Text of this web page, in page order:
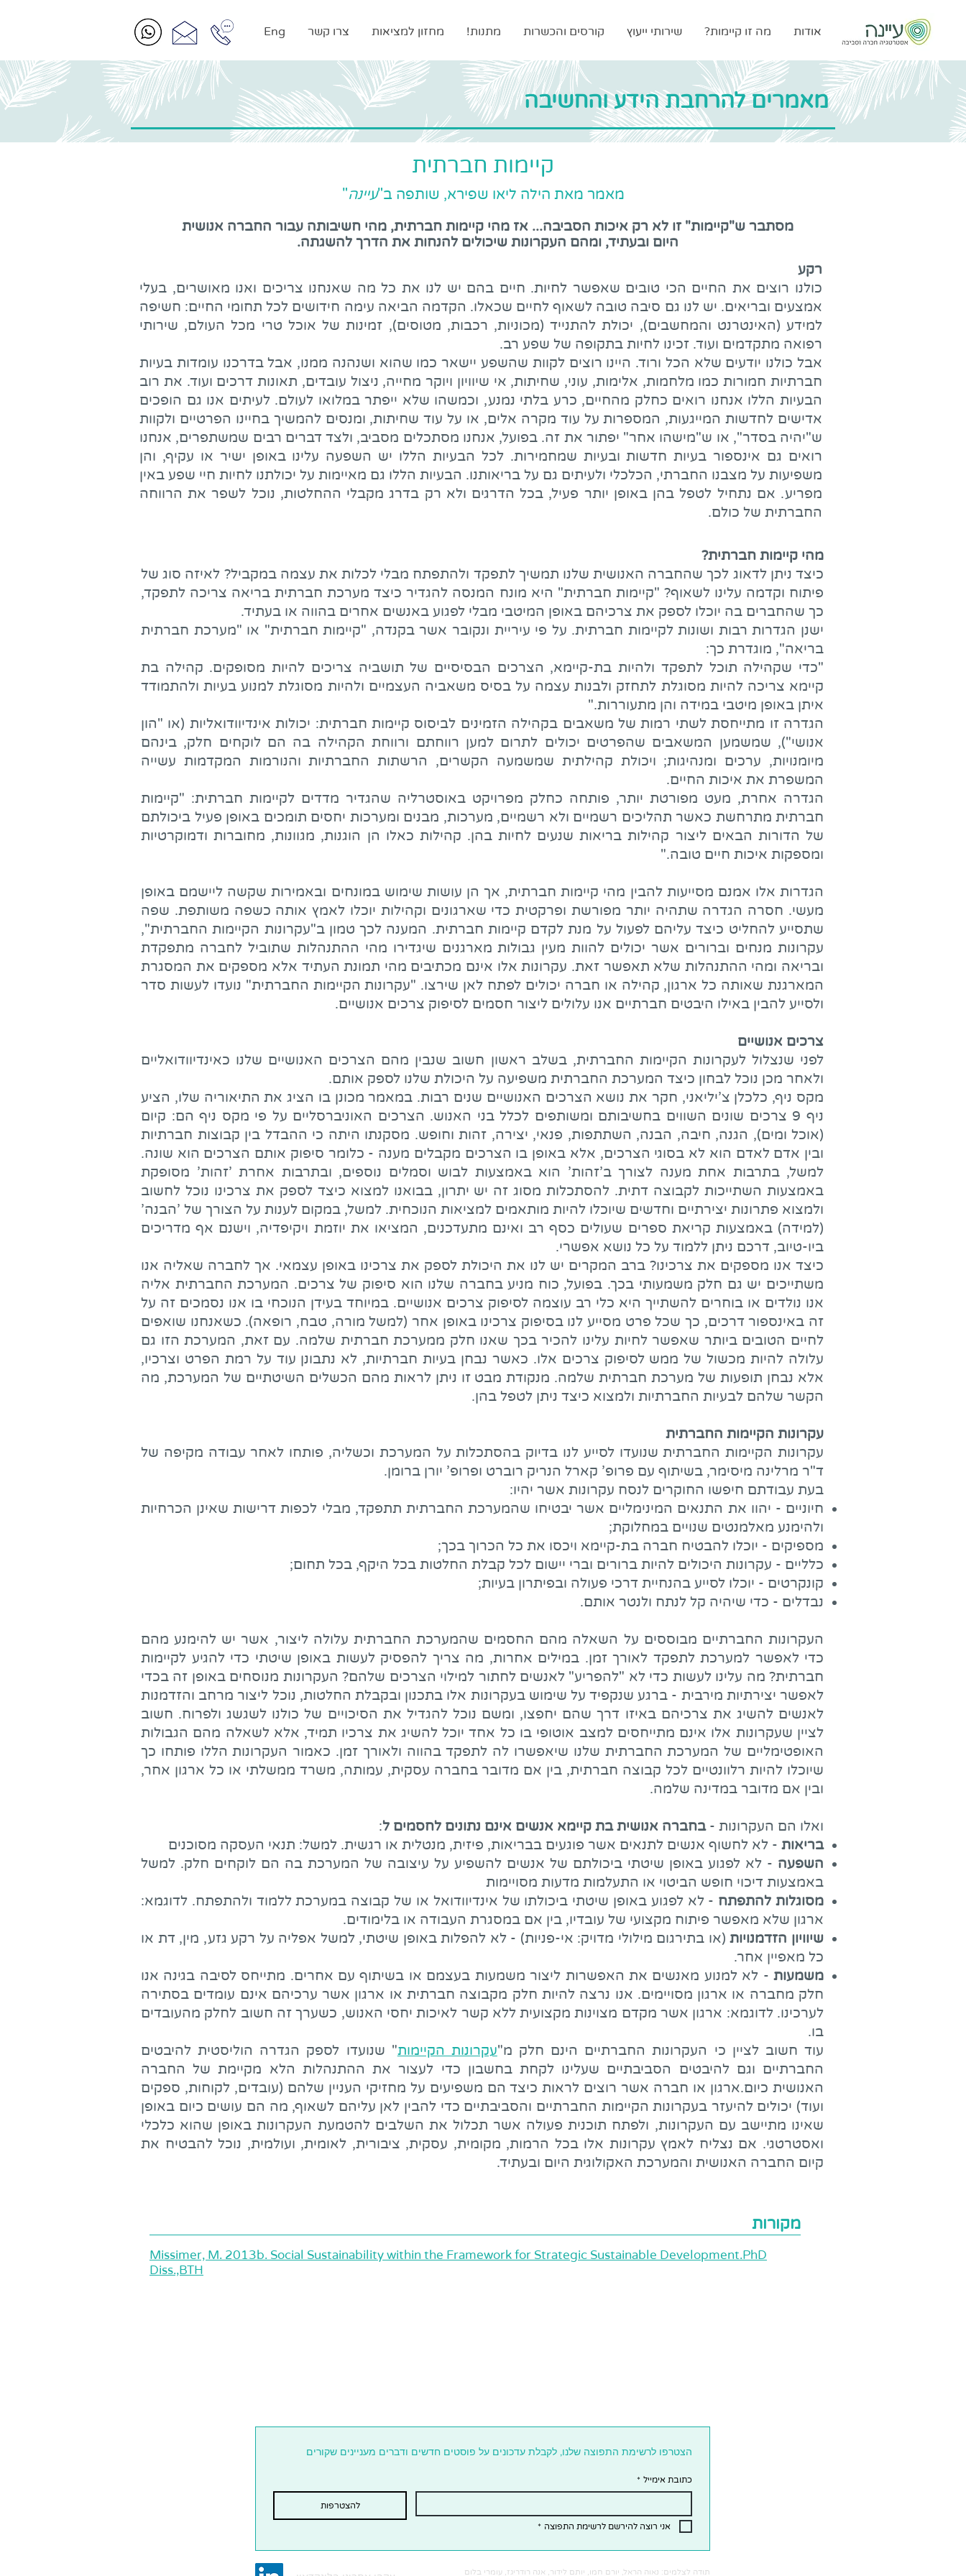
אודות מה זו קיימות? שירותי ייעוץ קורסים והכשרות מתנות! מחזון למציאות צרו קשר Eng
מאמרים להרחבת הידע והחשיבה
קיימות חברתית
מאמר מאת הילה ליאו שפירא, שותפה ב"עיינה"
מסתבר ש"קיימות" זו לא רק איכות הסביבה... אז מהי קיימות חברתית, מהי חשיבותה עבור החברה אנושית
היום ובעתיד, ומהם העקרונות שיכולים להנחות את הדרך להשגתה.
רקע
כולנו רוצים את החיים הכי טובים שאפשר לחיות. חיים בהם יש לנו את כל מה שאנחנו צריכים ואנו מאושרים, בעלי
אמצעים ובריאים. יש לנו גם סיבה טובה לשאוף לחיים שכאלו. הקדמה הביאה עימה חידושים לכל תחומי החיים: חשיפה
למידע (האינטרנט והמחשבים), יכולת להתנייד (מכוניות, רכבות, מטוסים), זמינות של אוכל טרי מכל העולם, שירותי
רפואה מתקדמים ועוד. זכינו לחיות בתקופה של שפע רב.
אבל כולנו יודעים שלא הכל ורוד. היינו רוצים לקוות שהשפע יישאר כמו שהוא ושנהנה ממנו, אבל בדרכנו עומדות בעיות
חברתיות חמורות כמו מלחמות, אלימות, עוני, שחיתות, אי שיוויון ויוקר מחייה, ניצול עובדים, תאונות דרכים ועוד. את רוב
הבעיות הללו אנחנו רואים כחלק מהחיים, כרע בלתי נמנע, וכמשהו שלא ייפתר במלואו לעולם. לעיתים אנו גם הופכים
אדישים לחדשות המייגעות, המספרות על עוד מקרה אלים, או על עוד שחיתות, ומנסים להמשיך בחיינו הפרטיים ולקוות
ש"יהיה בסדר", או ש"מישהו אחר" יפתור את זה. בפועל, אנחנו מסתכלים מסביב, ולצד דברים רבים שמשתפרים, אנחנו
רואים גם אינספור בעיות חדשות ובעיות שמחמירות. לכל הבעיות הללו יש השפעה עלינו באופן ישיר או עקיף, והן
משפיעות על מצבנו החברתי, הכלכלי ולעיתים גם על בריאותנו. הבעיות הללו גם מאיימות על יכולתנו לחיות חיי שפע באין
מפריע. אם נתחיל לטפל בהן באופן יותר פעיל, בכל הדרגים ולא רק בדרג מקבלי ההחלטות, נוכל לשפר את הרווחה
החברתית של כולם.
מהי קיימות חברתית?
כיצד ניתן לדאוג לכך שהחברה האנושית שלנו תמשיך לתפקד ולהתפתח מבלי לכלות את עצמה במקביל? לאיזה סוג של
פיתוח וקדמה עלינו לשאוף? "קיימות חברתית" היא מונח המנסה להגדיר כיצד מערכת חברתית בריאה צריכה לתפקד,
כך שהחברים בה יוכלו לספק את צרכיהם באופן המיטבי מבלי לפגוע באנשים אחרים בהווה או בעתיד.
ישנן הגדרות רבות ושונות לקיימות חברתית. על פי עיריית ונקובר אשר בקנדה, "קיימות חברתית" או "מערכת חברתית
בריאה", מוגדרת כך:
"כדי שקהילה תוכל לתפקד ולהיות בת-קיימא, הצרכים הבסיסיים של תושביה צריכים להיות מסופקים. קהילה בת
קיימא צריכה להיות מסוגלת לתחזק ולבנות עצמה על בסיס משאביה העצמיים ולהיות מסוגלת למנוע בעיות ולהתמודד
איתן באופן מיטבי במידה והן מתעוררות."
הגדרה זו מתייחסת לשתי רמות של משאבים בקהילה הזמינים לביסוס קיימות חברתית: יכולות אינדיוודואליות (או "הון
אנושי"), שמשמען המשאבים שהפרטים יכולים לתרום למען רווחתם ורווחת הקהילה בה הם לוקחים חלק, בינהם
מיומנויות, ערכים ומנהיגות; ויכולת קהילתית שמשמעה הקשרים, הרשתות החברתיות והנורמות המקדמות עשייה
המשפרת את איכות החיים.
הגדרה אחרת, מעט מפורטת יותר, פותחה כחלק מפרויקט באוסטרליה שהגדיר מדדים לקיימות חברתית: "קיימות
חברתית מתרחשת כאשר תהליכים רשמיים ולא רשמיים, מערכות, מבנים ומערכות יחסים תומכים באופן פעיל ביכולתם
של הדורות הבאים ליצור קהילות בריאות שנעים לחיות בהן. קהילות כאלו הן הוגנות, מגוונות, מחוברות ודמוקרטיות
ומספקות איכות חיים טובה."
הגדרות אלו אמנם מסייעות להבין מהי קיימות חברתית, אך הן עושות שימוש במונחים ובאמירות שקשה ליישמם באופן
מעשי. חסרה הגדרה שתהיה יותר מפורשת ופרקטית כדי שארגונים וקהילות יוכלו לאמץ אותה כשפה משותפת. שפה
שתסייע להחליט כיצד עליהם לפעול על מנת לקדם קיימות חברתית. המענה לכך טמון ב"עקרונות הקיימות החברתית",
עקרונות מנחים וברורים אשר יכולים להוות מעין גבולות מארגנים שיגדירו מהי ההתנהלות שתוביל לחברה מתפקדת
ובריאה ומהי ההתנהלות שלא תאפשר זאת. עקרונות אלו אינם מכתיבים מהי תמונת העתיד אלא מספקים את המסגרת
המארגנת שאותה כל ארגון, קהילה או חברה יכולים לפתח לאן שירצו. "עקרונות הקיימות החברתית" נועדו לעשות סדר
ולסייע להבין באילו היבטים חברתיים אנו עלולים ליצור חסמים לסיפוק צרכים אנושיים.
צרכים אנושיים
לפני שנצלול לעקרונות הקיימות החברתית, בשלב ראשון חשוב שנבין מהם הצרכים האנושיים שלנו כאינדיוודואליים
ולאחר מכן נוכל לבחון כיצד המערכת החברתית משפיעה על היכולת שלנו לספק אותם.
מקס ניף, כלכלן צ'יליאני, חקר את נושא הצרכים האנושיים שנים רבות. במאמר מכונן בו הציג את התיאוריה שלו, הציע
ניף 9 צרכים שונים השווים בחשיבותם ומשותפים לכלל בני האנוש. הצרכים האוניברסליים על פי מקס ניף הם: קיום
(אוכל ומים), הגנה, חיבה, הבנה, השתתפות, פנאי, יצירה, זהות וחופש. מסקנתו היתה כי ההבדל בין קבוצות חברתיות
ובין אדם לאדם הוא לא בסוגי הצרכים, אלא באופן בו הצרכים מקבלים מענה - כלומר סיפוק אותם הצרכים הוא שונה.
למשל, בתרבות אחת מענה לצורך ב'זהות' הוא באמצעות לבוש וסמלים נוספים, ובתרבות אחרת 'זהות' מסופקת
באמצעות השתייכות לקבוצה דתית. להסתכלות מסוג זה יש יתרון, בבואנו למצוא כיצד לספק את צרכינו נוכל לחשוב
ולמצוא פתרונות יצירתיים וחדשים שיוכלו להיות מותאמים למציאות הנוכחית. למשל, במקום לענות על הצורך של 'הבנה'
(למידה) באמצעות קריאת ספרים שעולים כסף רב ואינם מתעדכנים, המציאו את יוזמת ויקיפדיה, וישנם אף מדריכים
ביו-טיוב, דרכם ניתן ללמוד על כל נושא אפשרי.
כיצד אנו מספקים את צרכינו? ברב המקרים יש לנו את היכולת לספק את צרכינו באופן עצמאי. אך לחברה שאליה אנו
משתייכים יש גם חלק משמעותי בכך. בפועל, כוח מניע בחברה שלנו הוא סיפוק של צרכים. המערכת החברתית אליה
אנו נולדים או בוחרים להשתייך היא כלי רב עוצמה לסיפוק צרכים אנושיים. במיוחד בעידן הנוכחי בו אנו נסמכים זה על
זה באינספור דרכים, כך שכל פרט מסייע לנו בסיפוק צרכינו באופן אחר (למשל מורה, טבח, רופאה). כשאנחנו שואפים
לחיים הטובים ביותר שאפשר לחיות עלינו להכיר בכך שאנו חלק ממערכת חברתית שלמה. עם זאת, המערכת הזו גם
עלולה להיות מכשול של ממש לסיפוק צרכים אלו. כאשר נבחן בעיות חברתיות, לא נתבונן עוד על רמת הפרט וצרכיו,
אלא נבחן תופעות של מערכת חברתית שלמה. מנקודת מבט זו ניתן לראות מהם הכשלים השיטתיים של המערכת, מה
הקשר שלהם לבעיות החברתיות ולמצוא כיצד ניתן לטפל בהן.
עקרונות הקיימות החברתית
עקרונות הקיימות החברתית שנועדו לסייע לנו בדיוק בהסתכלות על המערכת וכשליה, פותחו לאחר עבודה מקיפה של
ד"ר מרלינה מיסימר, בשיתוף עם פרופ' קארל הנריק רוברט ופרופ' יורן ברומן.
בעת עבודתם חיפשו החוקרים לנסח עקרונות אשר יהיו:
חיוניים - יהוו את התנאים המינימליים אשר יבטיחו שהמערכת החברתית תתפקד, מבלי לכפות דרישות שאינן הכרחיות
ולהימנע מאלמנטים שנויים במחלוקת;
מספיקים - יוכלו להבטיח חברה בת-קיימא ויכסו את כל הכרוך בכך;
כלליים - עקרונות היכולים להיות ברורים וברי יישום לכל קבלת החלטות בכל היקף, בכל תחום;
קונקרטים - יוכלו לסייע בהנחיית דרכי פעולה ובפיתרון בעיות;
נבדלים - כדי שיהיה קל לנתח ולנטר אותם.
העקרונות החברתיים מבוססים על השאלה מהם החסמים שהמערכת החברתית עלולה ליצור, אשר יש להימנע מהם
כדי לאפשר למערכת לתפקד לאורך זמן. במילים אחרות, מה צריך להפסיק לעשות באופן שיטתי כדי להגיע לקיימות
חברתית? מה עלינו לעשות כדי לא "להפריע" לאנשים לחתור למילוי הצרכים שלהם? העקרונות מנוסחים באופן זה בכדי
לאפשר יצירתיות מירבית - ברגע שנקפיד על שימוש בעקרונות אלו בתכנון ובקבלת החלטות, נוכל ליצור מרחב והזדמנות
לאנשים להשיג את צרכיהם באיזו דרך שהם יחפצו, ומשם נוכל להגדיל את הסיכויים של כולנו לשגשג ולפרוח. חשוב
לציין שעקרונות אלו אינם מתייחסים למצב אוטופי בו כל אחד יוכל להשיג את צרכיו תמיד, אלא לשאלה מהם הגבולות
האופטימליים של המערכת החברתית שלנו שיאפשרו לה לתפקד בהווה ולאורך זמן. כאמור העקרונות הללו פותחו כך
שיוכלו להיות רלוונטיים לכל קבוצה חברתית, בין אם מדובר בחברה עסקית, עמותה, משרד ממשלתי או כל ארגון אחר,
ובין אם מדובר במדינה שלמה.​
ואלו הם העקרונות -בחברה אנושית בת קיימא אנשים אינם נתונים לחסמים ל:
בריאות - לא לחשוף אנשים לתנאים אשר פוגעים בבריאות, פיזית, מנטלית או רגשית. למשל: תנאי העסקה מסוכנים
השפעה - לא לפגוע באופן שיטתי ביכולתם של אנשים להשפיע על עיצובה של המערכת בה הם לוקחים חלק. למשל
באמצעות דיכוי חופש הביטוי או התעלמות מדעות מסויימות
מסוגלות להתפתח - לא לפגוע באופן שיטתי ביכולתו של אינדיוודואל או של קבוצה במערכת ללמוד ולהתפתח. לדוגמא:
ארגון שלא מאפשר פיתוח מקצועי של עובדיו, בין אם במסגרת העבודה או בלימודים.
שיוויון הזדמנויות (או בתירגום מילולי מדויק: אי-פניות) - לא להפלות באופן שיטתי, למשל אפליה על רקע גזע, מין, דת או
כל מאפיין אחר.
משמעות - לא למנוע מאנשים את האפשרות ליצור משמעות בעצמם או בשיתוף עם אחרים. מתייחס לסיבה בגינה אנו
חלק מחברה או ארגון מסויימים. אנו נרצה להיות חלק מקבוצה חברתית או ארגון אשר ערכיהם אינם עומדים בסתירה
לערכינו. לדוגמא: ארגון אשר מקדם מצוינות מקצועית ללא קשר לאיכות יחסי האנוש, כשערך זה חשוב לחלק מהעובדים
בו.
עוד חשוב לציין כי העקרונות החברתיים הינם חלק מ"עקרונות הקיימות" שנועדו לספק הגדרה הוליסטית להיבטים
החברתיים וגם להיבטים הסביבתיים שעלינו לקחת בחשבון כדי לעצור את ההתנהלות הלא מקיימת של החברה
האנושית כיום.ארגון או חברה אשר רוצים לראות כיצד הם משפיעים על מחזיקי העניין שלהם (עובדים, לקוחות, ספקים
ועוד) יכולים להיעזר בעקרונות הקיימות החברתיים והסביבתיים כדי להבין לאן עליהם לשאוף, מה הם עושים כיום באופן
שאינו מתיישב עם העקרונות, ולפתח תוכנית פעולה אשר תכלול את השלבים להטמעת העקרונות באופן שהוא כלכלי
ואסטרטגי. אם נצליח לאמץ עקרונות אלו בכל הרמות, מקומית, עסקית, ציבורית, לאומית, ועולמית, נוכל להבטיח את
קיום החברה האנושית והמערכת האקולוגית היום ובעתיד.
מקורות
Missimer, M. 2013b. Social Sustainability within the Framework for Strategic Sustainable Development.PhD
Diss.,BTH
הצטרפו לרשימת התפוצה שלנו, לקבלת עדכונים על פוסטים חדשים ודברים מעניינים שקורים
כתובת אימייל *
להצטרפות
אני רוצה להירשם לרשימת התפוצה *
תודה לצלמים: נאוה הראל, יורם חמו, יותם לידור, אנה רודריגז, עומרי בלום